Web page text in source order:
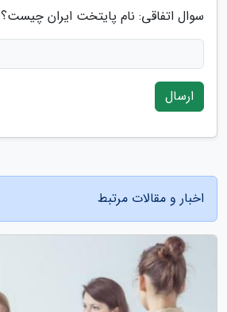
سوال اتفاقی: نام پایتخت ایران چیست؟
ارسال
اخبار و مقالات مرتبط